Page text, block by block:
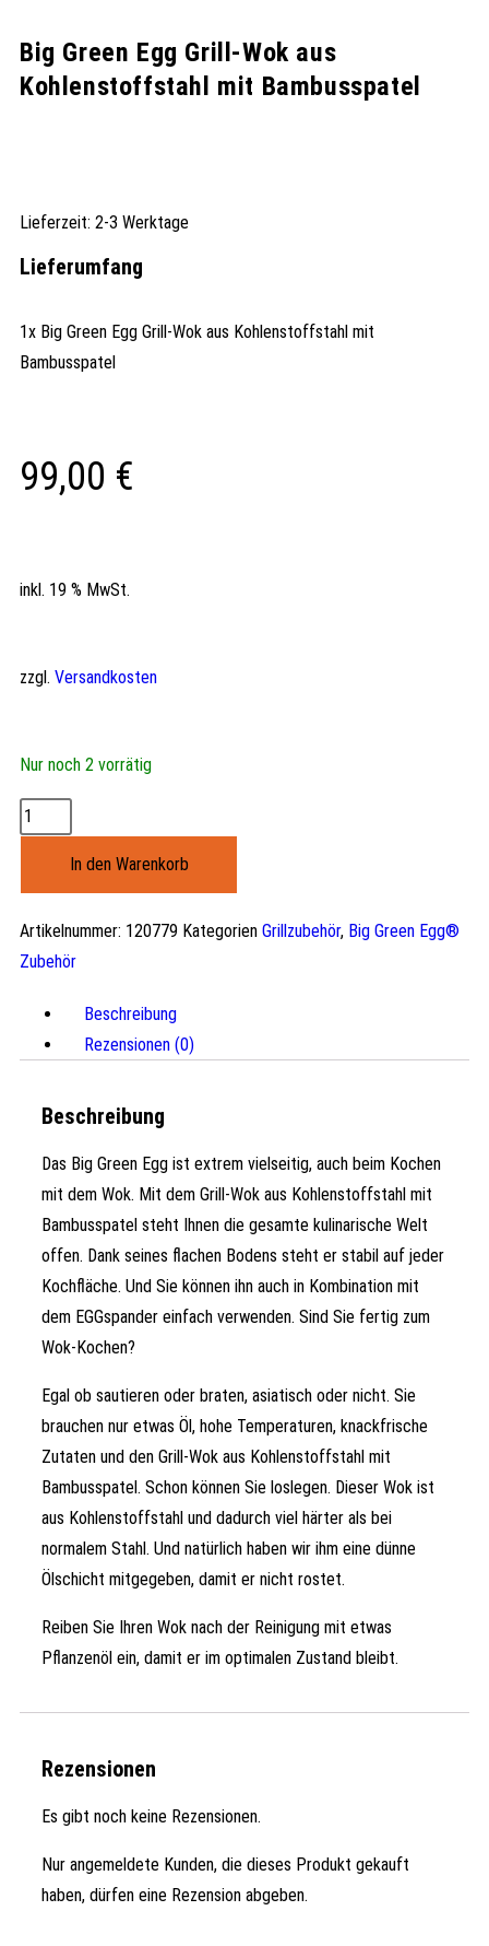
Big Green Egg Grill-Wok aus
Kohlenstoffstahl mit Bambusspatel
Lieferzeit: 2-3 Werktage
Lieferumfang
1x Big Green Egg Grill-Wok aus Kohlenstoffstahl mit
Bambusspatel
99,00 €
inkl. 19 % MwSt.
zzgl. Versandkosten
Nur noch 2 vorrätig
In den Warenkorb
Artikelnummer: 120779 Kategorien Grillzubehör, Big Green Egg®
Zubehör
Beschreibung
Rezensionen (0)
Beschreibung
Das Big Green Egg ist extrem vielseitig, auch beim Kochen
mit dem Wok. Mit dem Grill-Wok aus Kohlenstoffstahl mit
Bambusspatel steht Ihnen die gesamte kulinarische Welt
offen. Dank seines flachen Bodens steht er stabil auf jeder
Kochfläche. Und Sie können ihn auch in Kombination mit
dem EGGspander einfach verwenden. Sind Sie fertig zum
Wok-Kochen?
Egal ob sautieren oder braten, asiatisch oder nicht. Sie
brauchen nur etwas Öl, hohe Temperaturen, knackfrische
Zutaten und den Grill-Wok aus Kohlenstoffstahl mit
Bambusspatel. Schon können Sie loslegen. Dieser Wok ist
aus Kohlenstoffstahl und dadurch viel härter als bei
normalem Stahl. Und natürlich haben wir ihm eine dünne
Ölschicht mitgegeben, damit er nicht rostet.
Reiben Sie Ihren Wok nach der Reinigung mit etwas
Pflanzenöl ein, damit er im optimalen Zustand bleibt.
Rezensionen
Es gibt noch keine Rezensionen.
Nur angemeldete Kunden, die dieses Produkt gekauft
haben, dürfen eine Rezension abgeben.